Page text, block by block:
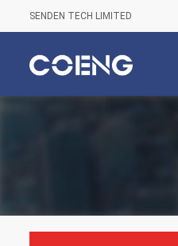
SENDEN TECH LIMITED